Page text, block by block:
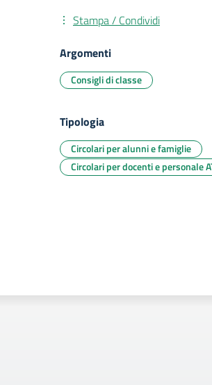
Stampa / Condividi
Argomenti
Consigli di classe
Tipologia
Circolari per alunni e famiglie
Circolari per docenti e personale